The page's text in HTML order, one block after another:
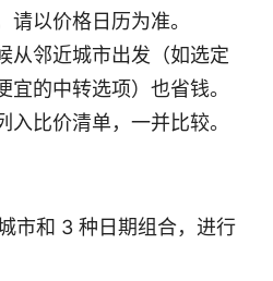
请以价格日历为准。
从邻近城市出发（如选定
宜的中转选项）也省钱。
入比价清单，一并比较。
市和 3 种日期组合，进行